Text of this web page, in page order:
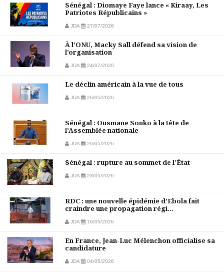
Sénégal : Diomaye Faye lance « Kiraay, Les
Patriotes Républicains »
JDA 27/07/2026
À l’ONU, Macky Sall défend sa vision de
l’organisation
JDA 24/07/2026
Le déclin américain à la vue de tous
JDA 26/05/2026
Sénégal : Ousmane Sonko à la tête de
l’Assemblée nationale
JDA 26/05/2026
Sénégal : rupture au sommet de l’État
JDA 23/05/2026
RDC : une nouvelle épidémie d’Ebola fait
craindre une propagation régi...
JDA 16/05/2026
En France, Jean-Luc Mélenchon officialise sa
candidature
JDA 04/05/2026